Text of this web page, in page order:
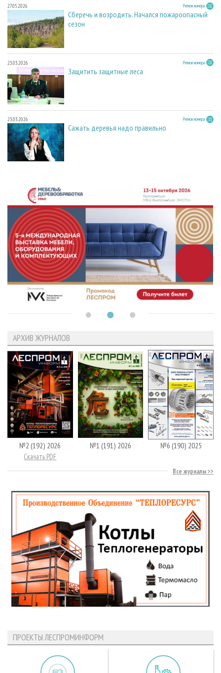
27.05.2026 Регион номера
Сберечь и возродить. Начался пожароопасный
сезон
23.03.2026 Регион номера
Защитить защитные леса
23.03.2026 Регион номера
Сажать деревья надо правильно
АРХИВ ЖУРНАЛОВ
№2 (192) 2026
Скачать PDF
№1 (191) 2026 №6 (190) 2025
Все журналы
ПРОЕКТЫ ЛЕСПРОМИНФОРМ